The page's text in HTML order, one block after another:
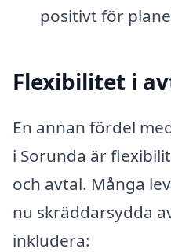
positivt för
Flexibilitet i
En annan fördel
i Sorunda är
och avtal. Många
nu skräddarsydda
inkludera: